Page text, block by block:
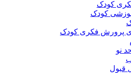
کودک
کودک
پرورش فکری کودک
نو
قبول